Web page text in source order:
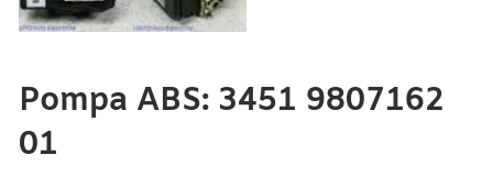
Pompa ABS: 3451 9807162
01